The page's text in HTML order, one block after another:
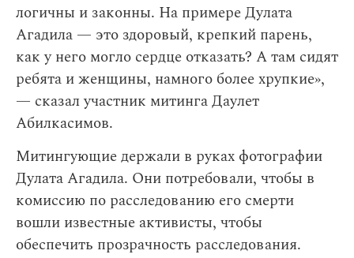
логичны и законны. На примере Дулата
Агадила — это здоровый, крепкий парень,
как у него могло сердце отказать? А там сидят
ребята и женщины, намного более хрупкие»,
— сказал участник митинга Даулет
Абилкасимов.
Митингующие держали в руках фотографии
Дулата Агадила. Они потребовали, чтобы в
комиссию по расследованию его смерти
вошли известные активисты, чтобы
обеспечить прозрачность расследования.